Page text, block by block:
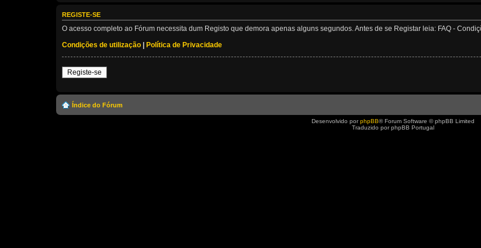
REGISTE-SE
O acesso completo ao Fórum necessita dum Registo que demora apenas alguns segundos. Antes de se Registar leia: FAQ -
Condições de utilização | Política de Privacidade
Registe-se
Índice do Fórum
Desenvolvido porphpBB® Forum Software © phpBB Limited
Traduzido por phpBB Portugal